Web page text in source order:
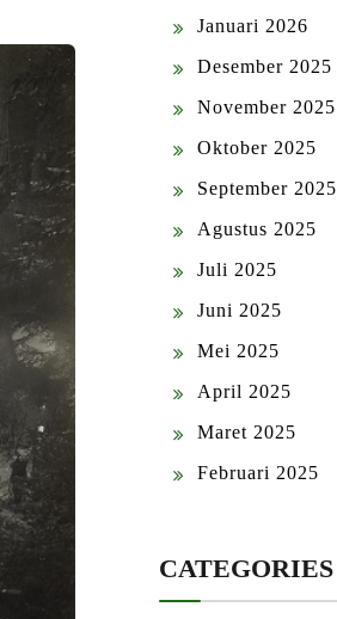
Januari 2026
Desember 2025
November 2025
Oktober 2025
September 2025
Agustus 2025
Juli 2025
Juni 2025
Mei 2025
April 2025
Maret 2025
Februari 2025
CATEGORIES